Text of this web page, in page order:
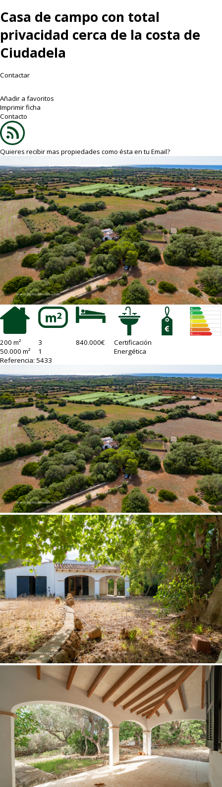
Casa de campo con total
privacidad cerca de la costa de
Ciudadela
Contactar
Añadir a favoritos
Imprimir ficha
Contacto
Quieres recibir mas propiedades como ésta en tu Email?
200 m²
50.000 m²
3
1
840.000€
Certificación
Energética
Referencia: 5433